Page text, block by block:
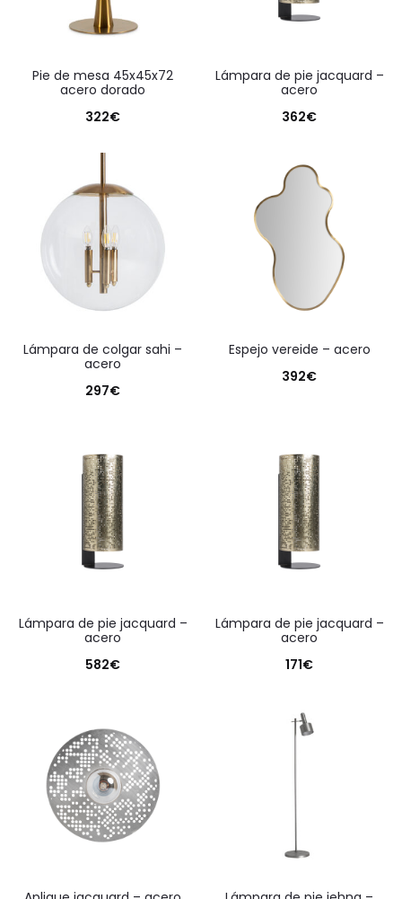
pie de mesa 45x45x72
acero dorado
322€
lámpara de pie jacquard –
acero
362€
lámpara de colgar sahi –
acero
297€
espejo vereide – acero
392€
lámpara de pie jacquard –
acero
582€
lámpara de pie jacquard –
acero
171€